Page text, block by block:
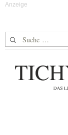
Suche nach: